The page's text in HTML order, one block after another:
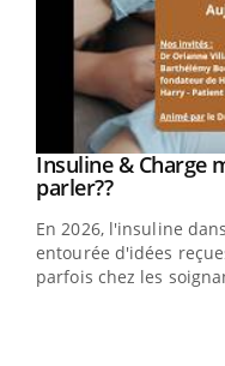
Youtube
Insuline & Charge
parler??Youtube
En 2026, l'insuline
entourée d'idées
parfois chez les